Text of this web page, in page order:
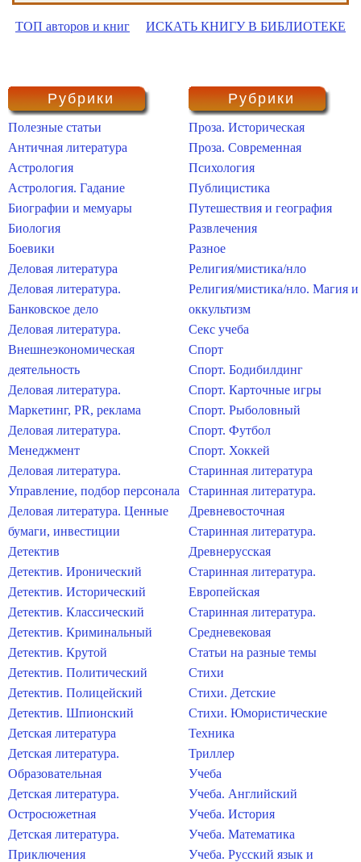
ТОП авторов и книг ИСКАТЬ КНИГУ В БИБЛИОТЕКЕ
Рубрики
Полезные статьи
Античная литература
Астрология
Астрология. Гадание
Биографии и мемуары
Биология
Боевики
Деловая литература
Деловая литература.
Банковское дело
Деловая литература.
Внешнеэкономическая
деятельность
Деловая литература.
Маркетинг, PR, реклама
Деловая литература.
Менеджмент
Деловая литература.
Управление, подбор персонала
Деловая литература. Ценные
бумаги, инвестиции
Детектив
Детектив. Иронический
Детектив. Исторический
Детектив. Классический
Детектив. Криминальный
Детектив. Крутой
Детектив. Политический
Детектив. Полицейский
Детектив. Шпионский
Детская литература
Детская литература.
Образовательная
Детская литература.
Остросюжетная
Детская литература.
Приключения
Рубрики
Проза. Историческая
Проза. Современная
Психология
Публицистика
Путешествия и география
Развлечения
Разное
Религия/мистика/нло
Религия/мистика/нло. Магия и
оккультизм
Секс учеба
Спорт
Спорт. Бодибилдинг
Спорт. Карточные игры
Спорт. Рыболовный
Спорт. Футбол
Спорт. Хоккей
Старинная литература
Старинная литература.
Древневосточная
Старинная литература.
Древнерусская
Старинная литература.
Европейская
Старинная литература.
Средневековая
Статьи на разные темы
Стихи
Стихи. Детские
Стихи. Юмористические
Техника
Триллер
Учеба
Учеба. Английский
Учеба. История
Учеба. Математика
Учеба. Русский язык и